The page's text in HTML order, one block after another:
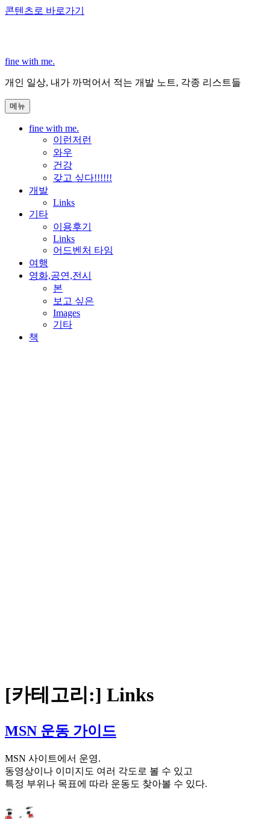
콘텐츠로 바로가기
fine with me.
개인 일상, 내가 까먹어서 적는 개발 노트, 각종 리스트들
메뉴
fine with me.
이런저런
와우
건강
갖고 싶다!!!!!!
개발
Links
기타
이용후기
Links
어드벤처 타임
여행
영화,공연,전시
본
보고 싶은
Images
기타
책
[카테고리:] Links
MSN 운동 가이드
MSN 사이트에서 운영.
동영상이나 이미지도 여러 각도로 볼 수 있고
특정 부위나 목표에 따라 운동도 찾아볼 수 있다.